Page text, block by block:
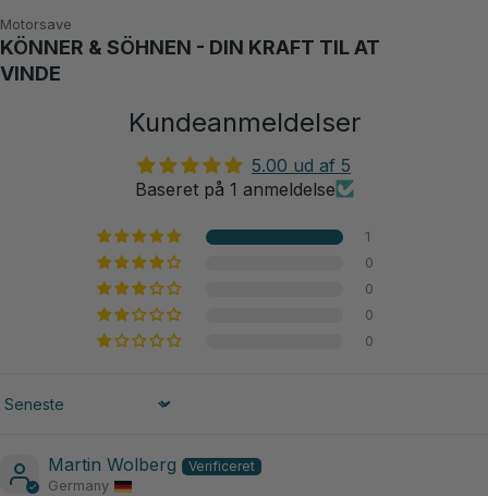
Motorsave
KÖNNER & SÖHNEN - DIN KRAFT TIL AT
VINDE
Kundeanmeldelser
5.00 ud af 5
Baseret på 1 anmeldelse
1
0
0
0
0
Sort by
Martin Wolberg
Germany